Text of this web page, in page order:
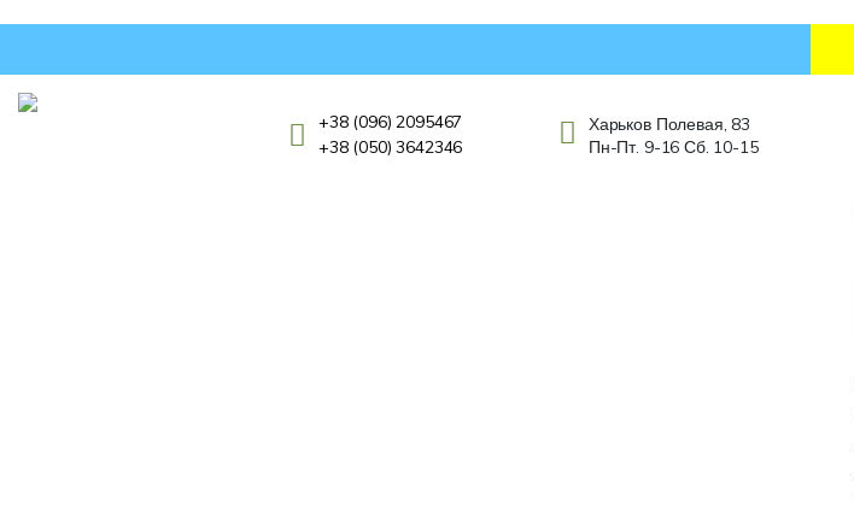
+38 (096) 2095467
+38 (050) 3642346
Харьков Полевая, 83
Пн-Пт. 9-16 Сб. 10-15